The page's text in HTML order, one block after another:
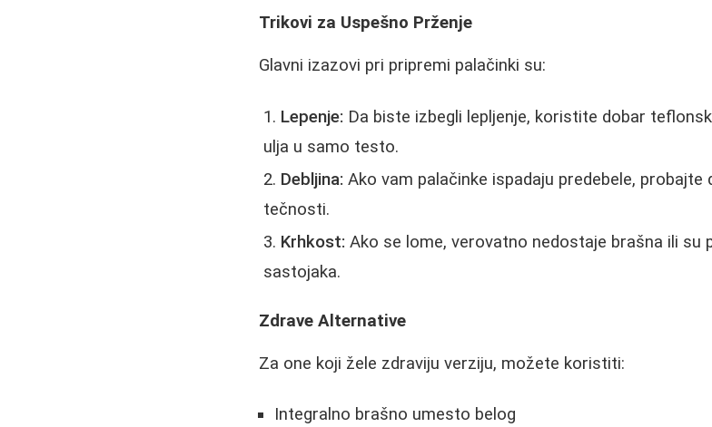
Trikovi za Uspešno Prženje
Glavni izazovi pri pripremi palačinki su:
Lepenje: Da biste izbegli lepljenje, koristite dobar
ulja u samo testo.
Debljina: Ako vam palačinke ispadaju predebele,
tečnosti.
Krhkost: Ako se lome, verovatno nedostaje brašna ili su
sastojaka.
Zdrave Alternative
Za one koji žele zdraviju verziju, možete koristiti:
Integralno brašno umesto belog